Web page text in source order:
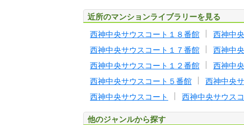
近所のマンションライブラリーを見る
西神中央サウスコート１８番館 西神中
西神中央サウスコート１７番館
西神中
西神中央サウスコート１２番館
西神中
西神中央サウスコート５番館
西神中央
西神中央サウスコート
西神中央サウス
他のジャンルから探す